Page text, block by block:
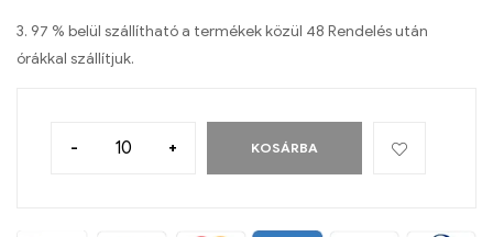
3. 97 % belül szállítható a termékek közül 48 Rendelés után
órákkal szállítjuk.
- + KOSÁRBA